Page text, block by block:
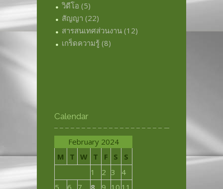
วิดีโอ (5)
สัญญา (22)
สารสนเทศส่วนงาน (12)
เกร็ดความรู้ (8)
Calendar
February 2024
M
T W T F S
S
1
2 3
4